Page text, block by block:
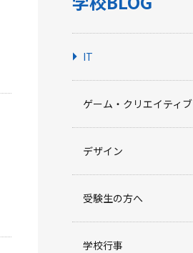
IT
ゲーム・クリエイティブ
デザイン
受験生の方へ
学校行事